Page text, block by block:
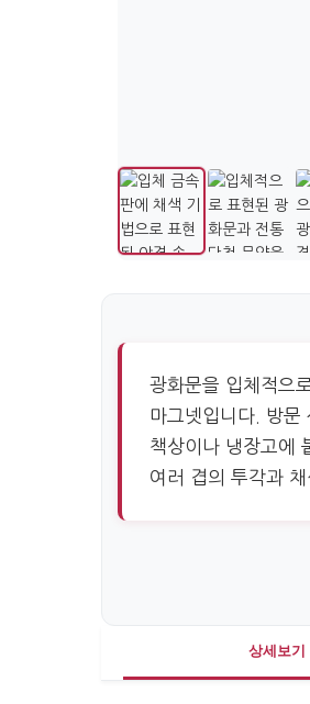
광화문을 입체적으
마그넷입니다. 방문
책상이나 냉장고에
여러 겹의 투각과
상세보기